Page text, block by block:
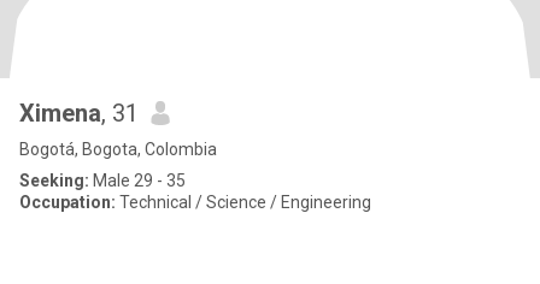
Ximena, 31
Bogotá, Bogota, Colombia
Seeking: Male 29 - 35
Occupation: Technical / Science / Engineering